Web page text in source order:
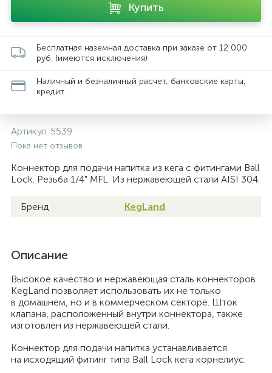
Купить
Бесплатная наземная доставка при заказе от 12 000
руб. (имеются исключения)
Наличный и безналичный расчет, банковские карты,
кредит
Артикул: 5539
Пока нет отзывов
Коннектор для подачи напитка из кега с фитингами Ball
Lock. Резьба 1/4" MFL. Из нержавеющей стали AISI 304.
Бренд KegLand
Описание
Высокое качество и нержавеющая сталь коннекторов
KegLand позволяет использовать их не только
в домашнем, но и в коммерческом секторе. Шток
клапана, расположенный внутри коннектора, также
изготовлен из нержавеющей стали.
Коннектор для подачи напитка устанавливается
на исходящий фитинг типа Ball Lock кега корнелиус.